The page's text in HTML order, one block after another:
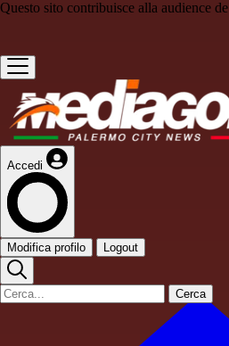
Questo sito contribuisce alla audience de
Accedi
Modifica profilo Logout
Cerca